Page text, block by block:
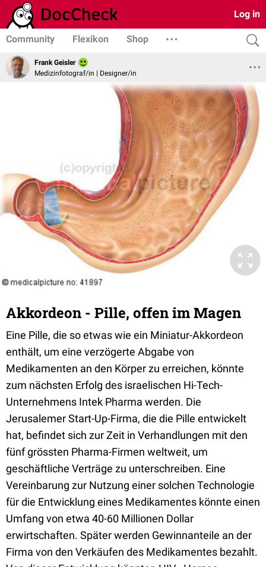
Log in
Community Flexikon Shop
Frank Geisler
Medizinfotograf/in | Designer/in
Akkordeon - Pille, offen im Magen
Eine Pille, die so etwas wie ein Miniatur-Akkordeon
enthält, um eine verzögerte Abgabe von
Medikamenten an den Körper zu erreichen, könnte
zum nächsten Erfolg des israelischen Hi-Tech-
Unternehmens Intek Pharma werden. Die
Jerusalemer Start-Up-Firma, die die Pille entwickelt
hat, befindet sich zur Zeit in Verhandlungen mit den
fünf grössten Pharma-Firmen weltweit, um
geschäftliche Verträge zu unterschreiben. Eine
Vereinbarung zur Nutzung einer solchen Technologie
für die Entwicklung eines Medikamentes könnte einen
Umfang von etwa 40-60 Millionen Dollar
erwirtschaften. Später werden Gewinnanteile an der
Firma von den Verkäufen des Medikamentes bezahlt.